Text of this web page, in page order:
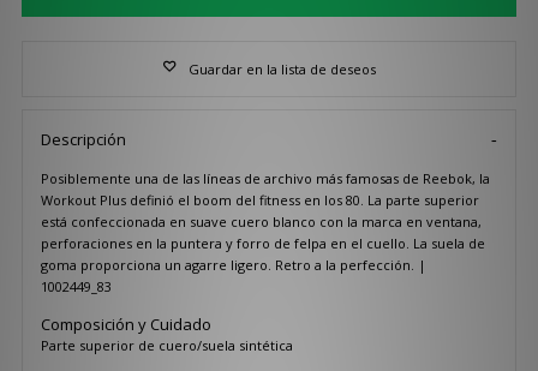
Guardar en la lista de deseos
Descripción
Posiblemente una de las líneas de archivo más famosas de Reebok, la
Workout Plus definió el boom del fitness en los 80. La parte superior
está confeccionada en suave cuero blanco con la marca en ventana,
perforaciones en la puntera y forro de felpa en el cuello. La suela de
goma proporciona un agarre ligero. Retro a la perfección. |
1002449_83
Composición y Cuidado
Parte superior de cuero/suela sintética